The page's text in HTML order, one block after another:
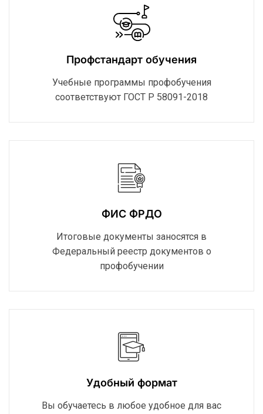
Профстандарт обучения
Учебные программы профобучения
соответствуют ГОСТ Р 58091-2018
ФИС ФРДО
Итоговые документы заносятся в
Федеральный реестр документов о
профобучении
Удобный формат
Вы обучаетесь в любое удобное для вас